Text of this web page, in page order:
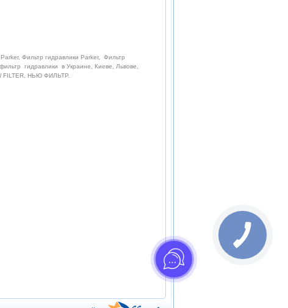
Фильтр гидравлики Parker, Фильтр
гидравлики в Украине, Киеве, Львове,
FILTER, НЬЮ ФИЛЬТР.